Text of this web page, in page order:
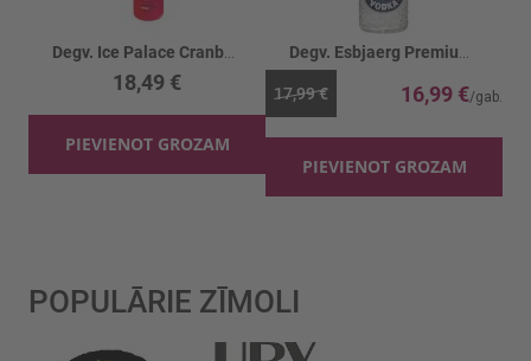
18,49 €
PIEVIENOT GROZAM
17,99 € 16,99 €
PIEVIENOT GROZAM
POPULĀRIE ZĪMOLI